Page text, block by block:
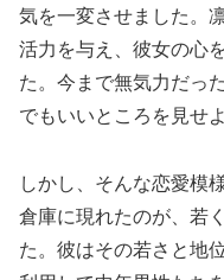
気を一変させました。
活力を与え、彼女の心
た。今まで無気力だっ
でもいいところを見せ
しかし、そんな恋愛模
倉庫に現れたのが、若
た。彼はその若さと地